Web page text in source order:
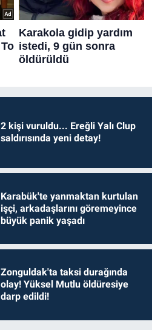
2 kişi vuruldu... Ereğli Yalı Clup
saldırısında yeni detay!
Karabük'te yanmaktan kurtulan
işçi, arkadaşlarını göremeyince
büyük panik yaşadı
Zonguldak'ta taksi durağında
olay! Yüksel Mutlu öldüresiye
darp edildi!